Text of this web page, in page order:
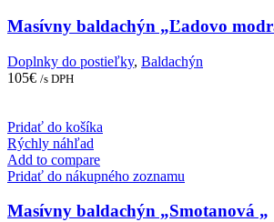
Masívny baldachýn „Ľadovo
Doplnky do postieľky, Baldachýn
105€ /s DPH
Pridať do košíka
Rýchly náhľad
Add to compare
Pridať do nákupného zoznamu
Masívny baldachýn „Smotanová „